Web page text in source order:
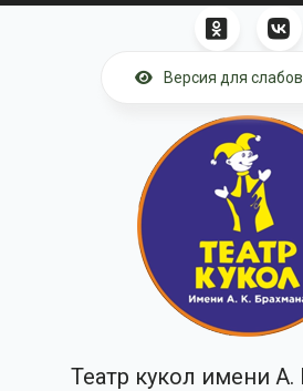
Перейти к основному содержанию
Версия для
Театр кукол имени А.